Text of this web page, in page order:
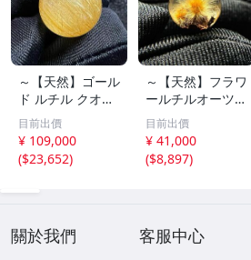
～【天然】ゴール
ド ルチル クオー
ツ 丸玉 18.2mm
8.5g
目前出價
¥ 109,000
($23,652)
～【天然】フラワ
ールチルオーツ
丸玉 10.5mm 1.6
g
目前出價
¥ 41,000
($8,897)
關於我們 客服中心